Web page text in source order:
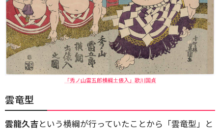
「秀ノ山雷五郎横綱土俵入」歌川国貞
雲竜型
雲龍久吉という横綱が行っていたことから「雲竜型」と